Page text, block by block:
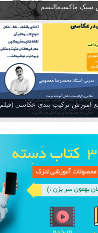
آموزش تركيب بندي عكاسي (فیلم